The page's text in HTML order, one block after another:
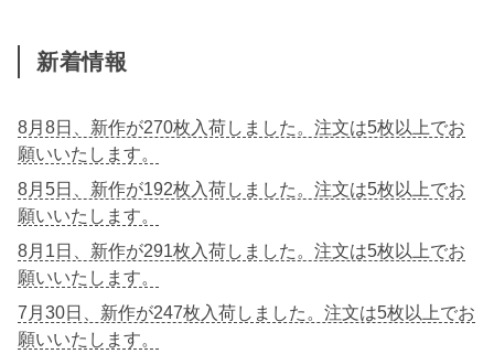
新着情報
8月8日、新作が270枚入荷しました。注文は5枚以上でお
願いいたします。
8月5日、新作が192枚入荷しました。注文は5枚以上でお
願いいたします。
8月1日、新作が291枚入荷しました。注文は5枚以上でお
願いいたします。
7月30日、新作が247枚入荷しました。注文は5枚以上でお
願いいたします。